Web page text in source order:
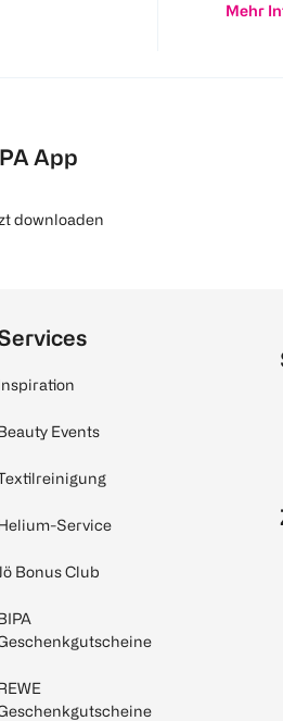
Mehr
App
downloaden
Events
Service
Jö Bonus Club